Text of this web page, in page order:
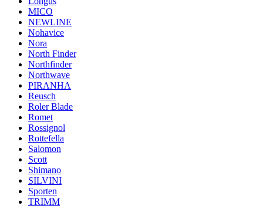
MICO
NEWLINE
Nohavice
Nora
North Finder
Northfinder
Northwave
PIRANHA
Reusch
Roler Blade
Romet
Rossignol
Rottefella
Salomon
Scott
Shimano
SILVINI
Sporten
TRIMM